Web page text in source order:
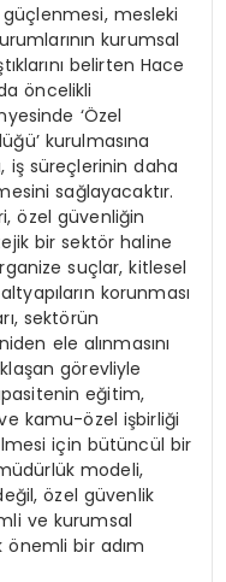
mesleki
kurumsal
belirten Hace
öncelikli
‘Özel
kurulmasına
iş süreçlerinin daha
sağlayacaktır.
özel güvenliğin
bir sektör haline
suçlar, kitlesel
korunması
sektörün
ele alınmasını
görevliyle
eğitim,
kamu-özel işbirliği
için bütüncül bir
modeli,
özel güvenlik
ve kurumsal
bir adım